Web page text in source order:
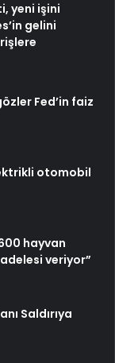
yeni işini
gelini
Fed’in faiz
otomobil
hayvan
veriyor”
Saldırıya